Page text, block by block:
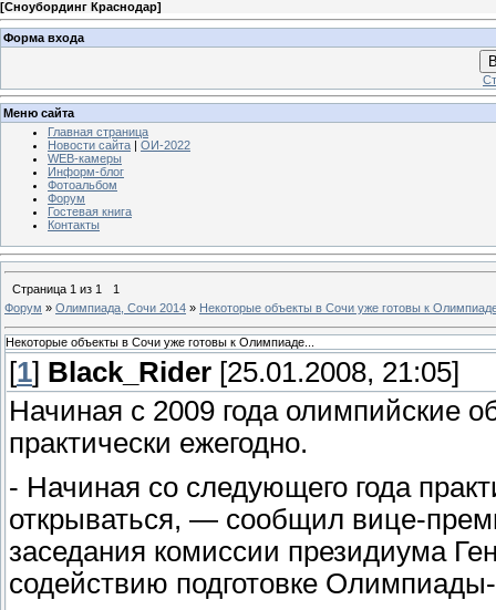
[Сноубординг Краснодар]
Форма входа
Меню сайта
Главная страница
Новости сайта
ОИ-2022
WEB-камеры
Информ-блог
Фотоальбом
Форум
Гостевая книга
Контакты
Страница 1 из 1
1
Форум » Олимпиада, Сочи 2014 » Некоторые объекты в Сочи уже готовы к
Некоторые объекты в Сочи уже готовы к Олимпиаде...
[1] Black_Rider [25.01.2008, 21:05]
Начиная с 2009 года олимпийские
практически ежегодно.
- Начиная со следующего года
открываться, — сообщил вице-
заседания комиссии президиума
содействию подготовке